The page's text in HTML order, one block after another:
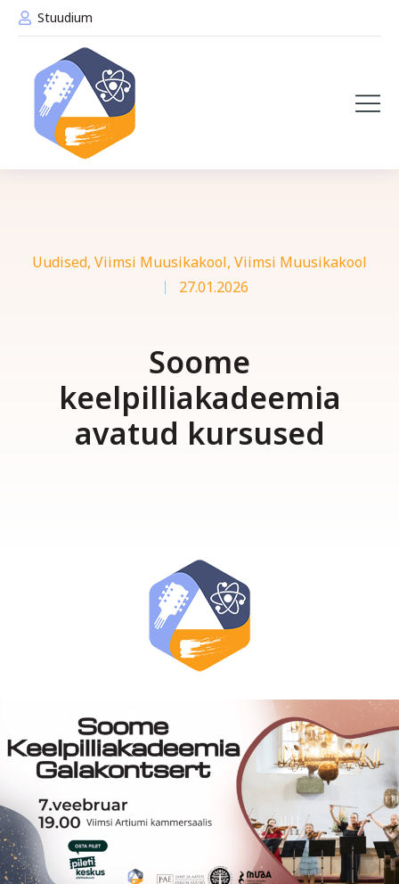
Stuudium
Uudised, Viimsi Muusikakool, Viimsi Muusikakool
27.01.2026
Soome
keelpilliakadeemia
avatud kursused